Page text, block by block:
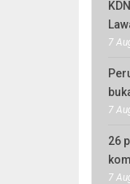
7
7
26
7